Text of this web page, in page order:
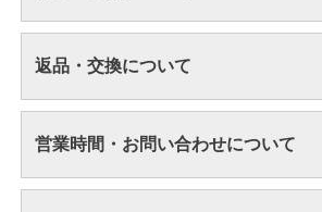
返品・交換について
営業時間・お問い合わせについて